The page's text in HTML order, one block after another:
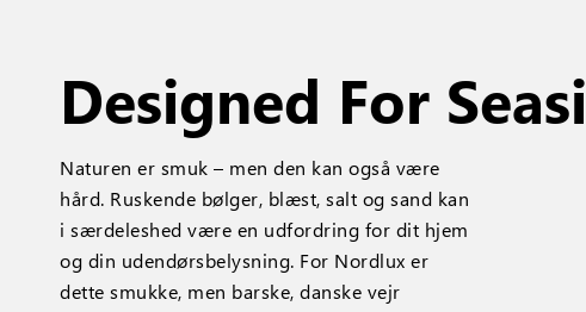
Designed For
Naturen er smuk – men den kan også være
hård. Ruskende bølger, blæst, salt og sand kan
i særdeleshed være en udfordring for dit hjem
og din udendørsbelysning. For Nordlux er
dette smukke, men barske, danske vejr